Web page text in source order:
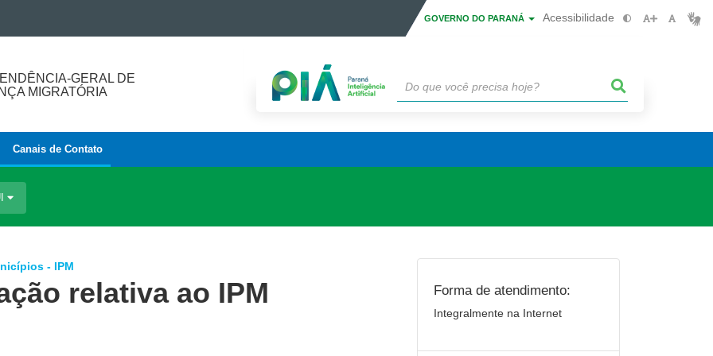
GOVERNO DO PARANÁ Acessibilidade
GERAL DE
MIGRATÓRIA
Canais de Contato
- IPM
relativa ao IPM Forma de atendimento:
Integralmente na Internet